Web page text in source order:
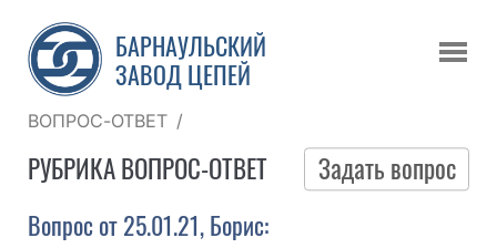
БАРНАУЛЬСКИЙ
ЗАВОД ЦЕПЕЙ
ВОПРОС-ОТВЕТ /
РУБРИКА ВОПРОС-ОТВЕТ Задать вопрос
Вопрос от 25.01.21, Борис: